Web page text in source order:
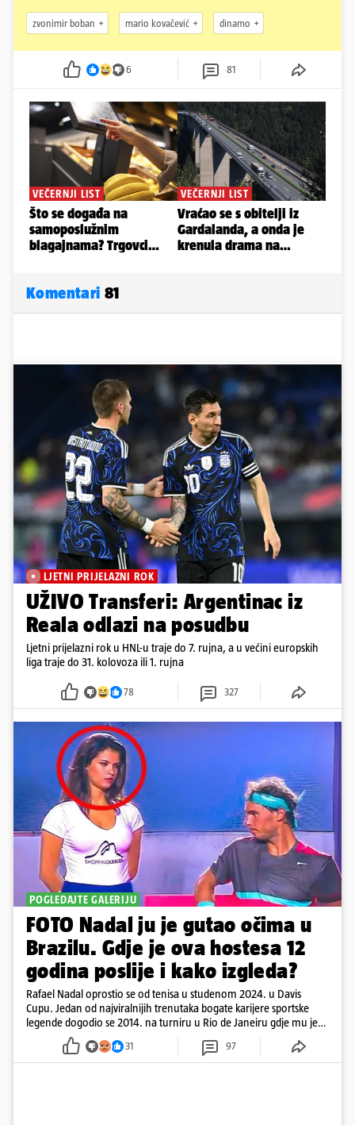
zvonimir boban mario kovačević dinamo
6 81
Komentari 81
LJETNI PRIJELAZNI ROK
UŽIVO Transferi: Argentinac iz
Reala odlazi na posudbu
Ljetni prijelazni rok u HNL-u traje do 7. rujna, a u većini europskih
liga traje do 31. kolovoza ili 1. rujna
78 327
POGLEDAJTE GALERIJU
FOTO Nadal ju je gutao očima u
Brazilu. Gdje je ova hostesa 12
godina poslije i kako izgleda?
Rafael Nadal oprostio se od tenisa u studenom 2024. u Davis
Cupu. Jedan od najviralnijih trenutaka bogate karijere sportske
legende dogodio se 2014. na turniru u Rio de Janeiru gdje mu je
pažnju odvlačila ljepotica iza klupe
31 97